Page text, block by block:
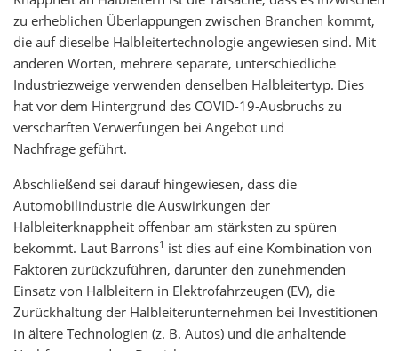
zu erheblichen Überlappungen zwischen Branchen kommt,
die auf dieselbe Halbleitertechnologie angewiesen sind. Mit
anderen Worten, mehrere separate, unterschiedliche
Industriezweige verwenden denselben Halbleitertyp. Dies
hat vor dem Hintergrund des COVID-19-Ausbruchs zu
verschärften Verwerfungen bei Angebot und
Nachfrage geführt.
Abschließend sei darauf hingewiesen, dass die
Automobilindustrie die Auswirkungen der
Halbleiterknappheit offenbar am stärksten zu spüren
bekommt. Laut Barrons1 ist dies auf eine Kombination von
Faktoren zurückzuführen, darunter den zunehmenden
Einsatz von Halbleitern in Elektrofahrzeugen (EV), die
Zurückhaltung der Halbleiterunternehmen bei Investitionen
in ältere Technologien (z. B. Autos) und die anhaltende